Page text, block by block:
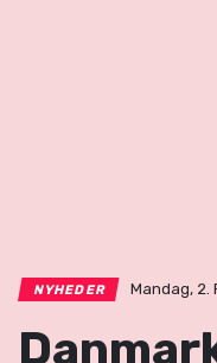
NYHEDER Mandag, 2.